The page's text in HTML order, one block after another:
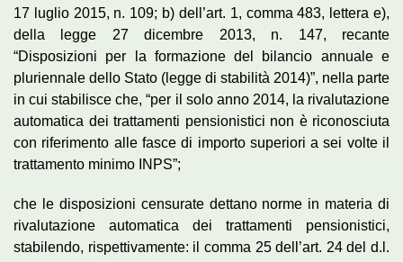
17 luglio 2015, n. 109; b) dell’art. 1, comma 483, lettera e),
della legge 27 dicembre 2013, n. 147, recante
“Disposizioni per la formazione del bilancio annuale e
pluriennale dello Stato (legge di stabilità 2014)”, nella parte
in cui stabilisce che, “per il solo anno 2014, la rivalutazione
automatica dei trattamenti pensionistici non è riconosciuta
con riferimento alle fasce di importo superiori a sei volte il
trattamento minimo INPS”;
che le disposizioni censurate dettano norme in materia di
rivalutazione automatica dei trattamenti pensionistici,
stabilendo, rispettivamente: il comma 25 dell’art. 24 del d.l.